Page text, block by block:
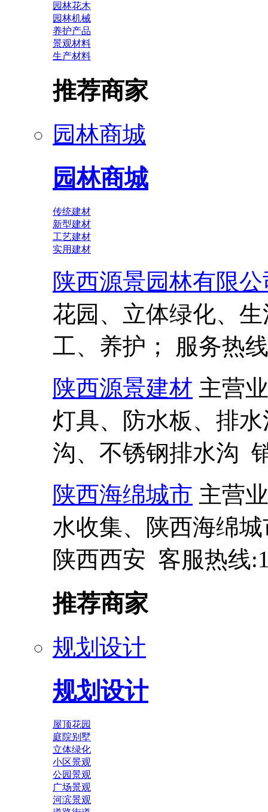
园林花木
园林机械
养护产品
景观材料
生产材料
推荐商家
园林商城
园林商城
传统建材
新型建材
工艺建材
实用建材
陕西源景园林有限公
花园、立体绿化、
工、养护； 服务热
陕西源景建材 主营
灯具、防水板、排
沟、不锈钢排水沟
陕西海绵城市 主营
水收集、陕西海绵
陕西西安 客服热线
推荐商家
规划设计
规划设计
屋顶花园
庭院别墅
立体绿化
小区景观
公园景观
广场景观
河滨景观